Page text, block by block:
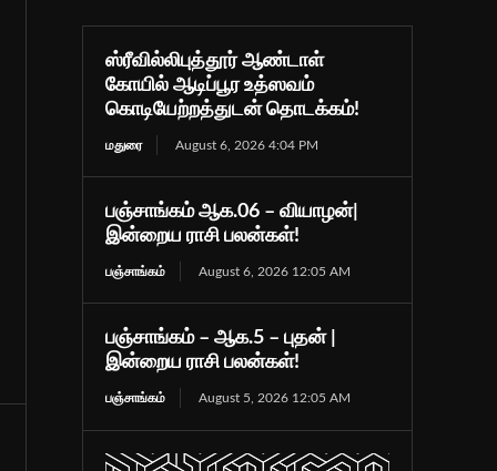
ஸ்ரீவில்லிபுத்தூர் ஆண்டாள்
கோயில் ஆடிப்பூர உத்ஸவம்
கொடியேற்றத்துடன் தொடக்கம்!
மதுரை August 6, 2026 4:04 PM
பஞ்சாங்கம் ஆக.06 – வியாழன்|
இன்றைய ராசி பலன்கள்!
பஞ்சாங்கம் August 6, 2026 12:05 AM
பஞ்சாங்கம் – ஆக.5 – புதன் |
இன்றைய ராசி பலன்கள்!
பஞ்சாங்கம் August 5, 2026 12:05 AM